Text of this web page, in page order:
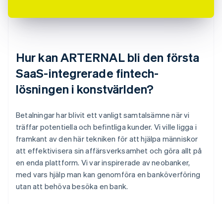
Hur kan ARTERNAL bli den första
SaaS-integrerade fintech-
lösningen i konstvärlden?
Betalningar har blivit ett vanligt samtalsämne när vi
träffar potentiella och befintliga kunder. Vi ville ligga i
framkant av den här tekniken för att hjälpa människor
att effektivisera sin affärsverksamhet och göra allt på
en enda plattform. Vi var inspirerade av neobanker,
med vars hjälp man kan genomföra en banköverföring
utan att behöva besöka en bank.